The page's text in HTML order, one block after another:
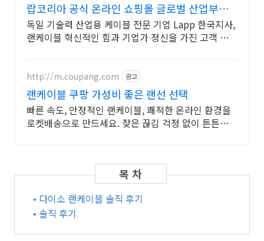
랍코리아 공식 온라인 쇼핑몰 글로벌 산업부품
토탈솔루션!
독일 기술력 산업용 케이블 전문 기업 Lapp 한국지사,
랜케이블 혁신적인 힘과 기업가 정신을 가진 고객 중심
http://m.coupang.com 광고
랜케이블 쿠팡 가성비 좋은 랜선 선택
빠른 속도, 안정적인 랜케이블, 쾌적한 온라인 환경을
로켓배송으로 만드세요. 잦은 끊김 걱정 없이 튼튼한
• 다이소 랜케이블 솔직 후기
• 솔직 후기